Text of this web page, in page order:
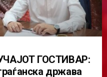
ГОСТИВАР:
држава